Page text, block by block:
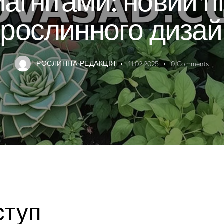
РОСЛИННА РЕДАКЦІЯ 11.02.2025 0 Comments